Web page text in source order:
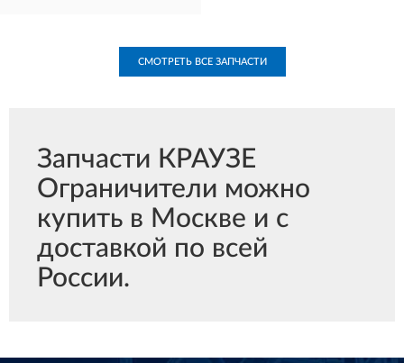
СМОТРЕТЬ ВСЕ ЗАПЧАСТИ
Запчасти КРАУЗЕ
Ограничители можно
купить в Москве и с
доставкой по всей
России.